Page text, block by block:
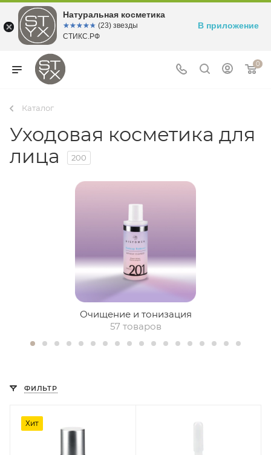
0
Каталог
Уходовая косметика для
лица
200
Очищение и тонизация
57 товаров
ФИЛЬТР
Хит
Натуральная косметика
☆☆☆☆☆
★★★★★ (23) звезды
СТИКС.РФ
В приложение